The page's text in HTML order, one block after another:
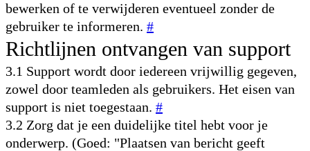
bewerken of te verwijderen eventueel zonder de
gebruiker te informeren. #
Richtlijnen ontvangen van support
3.1 Support wordt door iedereen vrijwillig gegeven,
zowel door teamleden als gebruikers. Het eisen van
support is niet toegestaan. #
3.2 Zorg dat je een duidelijke titel hebt voor je
onderwerp. (Goed: "Plaatsen van bericht geeft